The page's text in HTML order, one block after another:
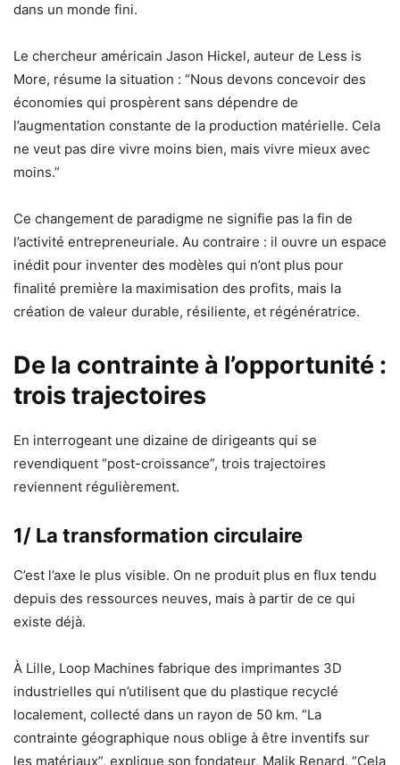
dans un monde fini.
Le chercheur américain Jason Hickel, auteur de Less is
More, résume la situation : “Nous devons concevoir des
économies qui prospèrent sans dépendre de
l’augmentation constante de la production matérielle. Cela
ne veut pas dire vivre moins bien, mais vivre mieux avec
moins.”
Ce changement de paradigme ne signifie pas la fin de
l’activité entrepreneuriale. Au contraire : il ouvre un espace
inédit pour inventer des modèles qui n’ont plus pour
finalité première la maximisation des profits, mais la
création de valeur durable, résiliente, et régénératrice.
De la contrainte à l’opportunité :
trois trajectoires
En interrogeant une dizaine de dirigeants qui se
revendiquent “post-croissance”, trois trajectoires
reviennent régulièrement.
1/ La transformation circulaire
C’est l’axe le plus visible. On ne produit plus en flux tendu
depuis des ressources neuves, mais à partir de ce qui
existe déjà.
À Lille, Loop Machines fabrique des imprimantes 3D
industrielles qui n’utilisent que du plastique recyclé
localement, collecté dans un rayon de 50 km. “La
contrainte géographique nous oblige à être inventifs sur
les matériaux”, explique son fondateur, Malik Renard. “Cela